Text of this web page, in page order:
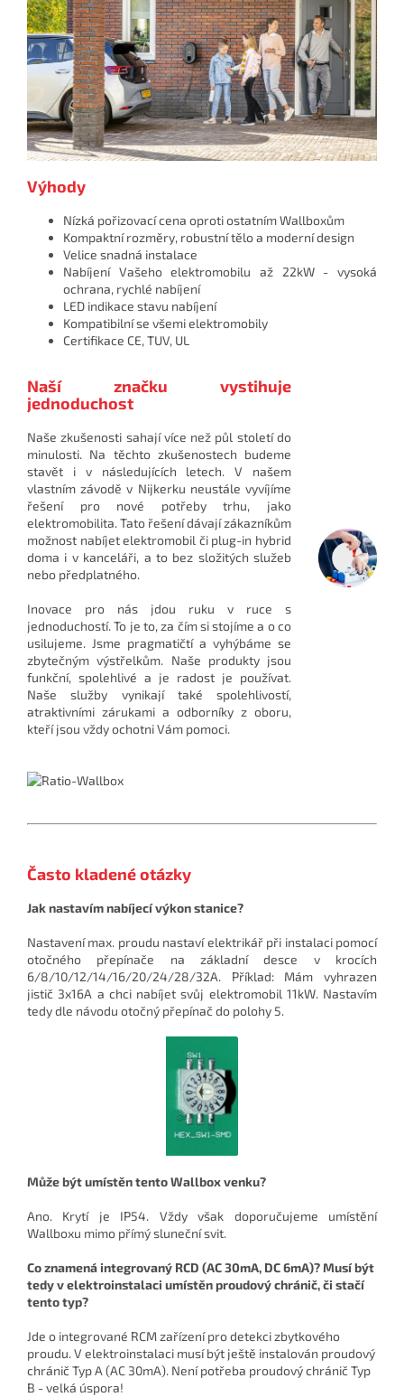
Výhody
Nízká pořizovací cena oproti ostatním Wallboxům
Kompaktní rozměry, robustní tělo a moderní design
Velice snadná instalace
Nabíjení Vašeho elektromobilu až 22kW - vysoká
ochrana, rychlé nabíjení
LED indikace stavu nabíjení
Kompatibilní se všemi elektromobily
Certifikace CE, TUV, UL
Naší značku vystihuje
jednoduchost
Naše zkušenosti sahají více než půl století do
minulosti. Na těchto zkušenostech budeme
stavět i v následujících letech. V našem
vlastním závodě v Nijkerku neustále vyvíjíme
řešení pro nové potřeby trhu, jako
elektromobilita. Tato řešení dávají zákazníkům
možnost nabíjet elektromobil či plug-in hybrid
doma i v kanceláři, a to bez složitých služeb
nebo předplatného.
Inovace pro nás jdou ruku v ruce s
jednoduchostí. To je to, za čím si stojíme a o co
usilujeme. Jsme pragmatičtí a vyhýbáme se
zbytečným výstřelkům. Naše produkty jsou
funkční, spolehlivé a je radost je používat.
Naše služby vynikají také spolehlivostí,
atraktivními zárukami a odborníky z oboru,
kteří jsou vždy ochotni Vám pomoci.
Často kladené otázky
Jak nastavím nabíjecí výkon stanice?
Nastavení max. proudu nastaví elektrikář při instalaci pomocí
otočného přepínače na základní desce v krocích
6/8/10/12/14/16/20/24/28/32A. Příklad: Mám vyhrazen
jistič 3x16A a chci nabíjet svůj elektromobil 11kW. Nastavím
tedy dle návodu otočný přepínač do polohy 5.
Může být umístěn tento Wallbox venku?
Ano. Krytí je IP54. Vždy však doporučujeme umístění
Wallboxu mimo přímý sluneční svit.
Co znamená integrovaný RCD (AC 30mA, DC 6mA)? Musí být
tedy v elektroinstalaci umístěn proudový chránič, či stačí
tento typ?
Jde o integrované RCM zařízení pro detekci zbytkového
proudu. V elektroinstalaci musí být ještě instalován proudový
chránič Typ A (AC 30mA). Není potřeba proudový chránič Typ
B - velká úspora!